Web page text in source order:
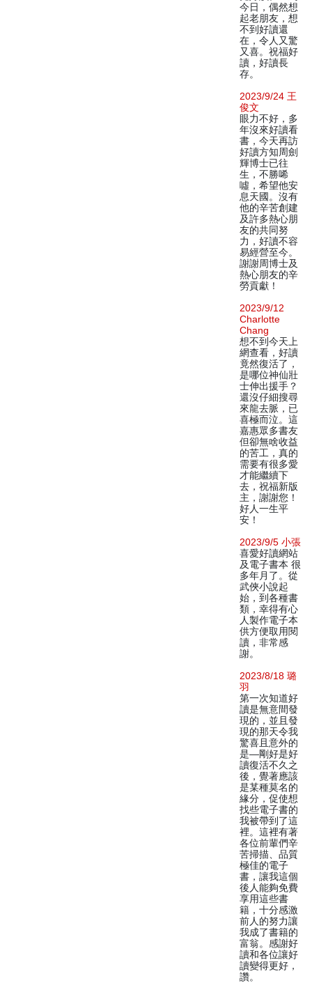
今日，偶然想
起老朋友，想
不到好讀還
在，令人又驚
又喜。祝福好
讀，好讀長
存。
2023/9/24 王
俊文
眼力不好，多
年沒來好讀看
書，今天再訪
好讀方知周劍
輝博士已往
生，不勝唏
噓，希望他安
息天國。沒有
他的辛苦創建
及許多熱心朋
友的共同努
力，好讀不容
易經營至今。
謝謝周博士及
熱心朋友的辛
勞貢獻！
2023/9/12
Charlotte
Chang
想不到今天上
網查看，好讀
竟然復活了，
是哪位神仙壯
士伸出援手？
還沒仔細搜尋
來龍去脈，已
喜極而泣。這
嘉惠眾多書友
但卻無啥收益
的苦工，真的
需要有很多愛
才能繼續下
去，祝福新版
主，謝謝您！
好人一生平
安！
2023/9/5 小張
喜愛好讀網站
及電子書本 很
多年月了。從
武俠小說起
始，到各種書
類，幸得有心
人製作電子本
供方便取用閱
讀，非常感
謝。
2023/8/18 璐
羽
第一次知道好
讀是無意間發
現的，並且發
現的那天令我
驚喜且意外的
是—剛好是好
讀復活不久之
後，覺著應該
是某種莫名的
緣分，促使想
找些電子書的
我被帶到了這
裡。這裡有著
各位前輩們辛
苦掃描、品質
極佳的電子
書，讓我這個
後人能夠免費
享用這些書
籍，十分感激
前人的努力讓
我成了書籍的
富翁。感謝好
讀和各位讓好
讀變得更好，
讚。